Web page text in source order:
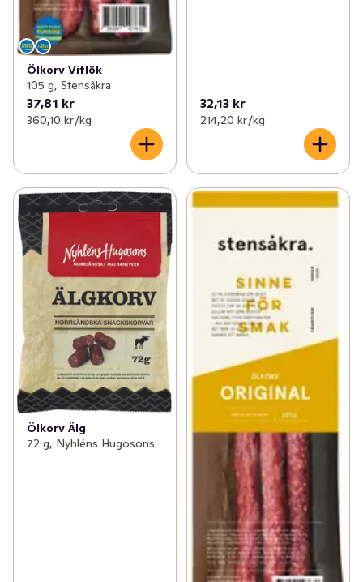
Ölkorv Vitlök
105 g, Stensåkra
37,81 kr
360,10 kr /kg
32,13 kr
214,20 kr /kg
Ölkorv Älg
72 g, Nyhléns Hugosons